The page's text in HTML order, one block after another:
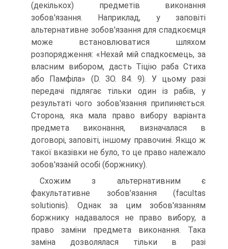
(декількох) предметів вико­нання
зобов'язання. Наприклад, у заповіті
альтернативне зобов'язання для спадкоємця
може встановлюватися шляхом
розпорядження: «Нехай мій спадкоємець, за
власним вибором, дасть Тіцію раба Стиха
або Памфіла» (D. ЗО. 84. 9). У цьому разі
передачі підлягає тільки один із рабів, у
результаті чого зобов'язання припиняється.
Сторона, яка мала право вибору варіанта
предмета виконання, визначалася в
договорі, заповіті, іншому правочині. Якщо ж
такої вказівки не було, то це пра­во належало
зобов'язаній особі (боржнику).
Схожим з альтернативним є
факультативне зобов’язання (facultas
solutionis). Однак за цим зобов'язанням
боржнику надавалося не право вибору, а
право заміни предмета виконання. Така
заміна дозволялася тільки в разі